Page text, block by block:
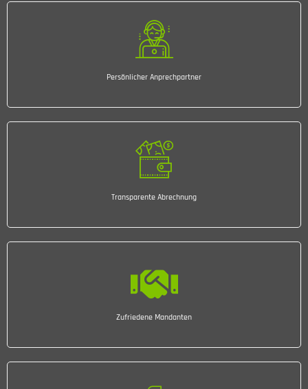
Persönlicher Anprechpartner
Transparente Abrechnung
Zufriedene Mandanten